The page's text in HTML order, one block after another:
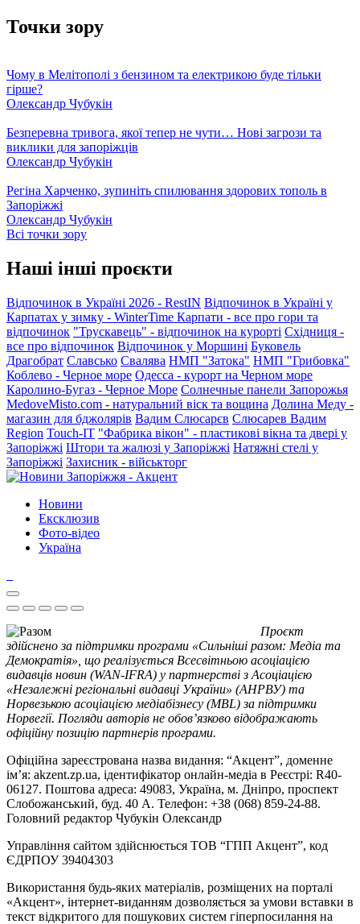
Точки зору
Чому в Мелітополі з бензином та електрикою буде тільки
гірше?
Олександр Чубукін
Безперевна тривога, якої тепер не чути… Нові загрози та
виклики для запоріжців
Олександр Чубукін
Регіна Харченко, зупиніть спилювання здорових тополь в
Запоріжжі
Олександр Чубукін
Всі точки зору
Наші інші проєкти
Відпочинок в Україні 2026 - RestIN Відпочинок в Україні у
Карпатах у зимку - WinterTime Карпати - все про гори та
відпочинок "Трускавець" - відпочинок на курорті Східниця -
все про відпочинок Відпочинок у Моршині Буковель
Драгобрат Славсько Свалява НМП "Затока" НМП "Грибовка"
Коблево - Черное море Одесса - курорт на Черном море
Каролино-Бугаз - Черное Море Солнечные панели Запорожья
MedoveMisto.com - натуральний віск та вощина Долина Меду -
магазин для бджолярів Вадим Слюсарєв Слюсарев Вадим
Region Touch-IT "Фабрика вікон" - пластикові вікна та двері у
Запоріжжі Штори та жалюзі у Запоріжжі Натяжні стелі у
Запоріжжі Захисник - військторг
Новини
Ексклюзив
Фото-відео
Україна
Проєкт
здійснено за підтримки програми «Сильніші разом: Медіа та
Демократія», що реалізується Всесвітньою асоціацією
видавців новин (WAN-IFRA) у партнерстві з Асоціацією
«Незалежні регіональні видавці України» (АНРВУ) та
Норвезькою асоціацією медіабізнесу (MBL) за підтримки
Норвегії. Погляди авторів не обов’язково відображають
офіційну позицію партнерів програми.
Офіційна зареєстрована назва видання: “Акцент”, доменне
ім’я: akzent.zp.ua, ідентифікатор онлайн-медіа в Реєстрі: R40-
06127. Поштова адреса: 49083, Україна, м. Дніпро, проспект
Слобожанський, буд. 40 А. Телефон: +38 (068) 859-24-88.
Головний редактор Чубукін Олександр
Управління сайтом здійснюється ТОВ “ГПП Акцент”, код
ЄДРПОУ 39404303
Використання будь-яких матеріалів, розміщених на порталі
«Акцент», інтернет-виданням дозволяється за умови вставки в
текст відкритого для пошукових систем гіперпосилання на